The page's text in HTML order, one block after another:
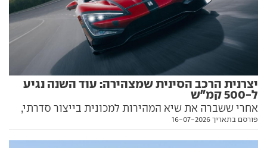
יצרנית הרכב הסינית שמצהירה: עוד השנה נגיע
ל-500 קמ"ש
אחרי ששברה את שיא המהירות למכונית בייצור סדרתי,
יצרנית סינית מוכרת מבטיחה להתאמץ עוד קצת, ולעגל
פורסם בתאריך 16-07-2026